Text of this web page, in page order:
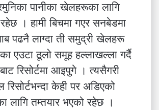
पानीका खेलहरूका लागि
रहेछ । हामी बिचमा गएर सनबेडमा
पढनै लाग्दा ती समुद्री खेलहरू
एउटा ठूलो समूह हल्लाखल्ला गर्दै
रिसोर्टमा आइपुगे । त्यसैगरी
केही पर अडिएको
लागि तम्तयार भएको रहेछ ।